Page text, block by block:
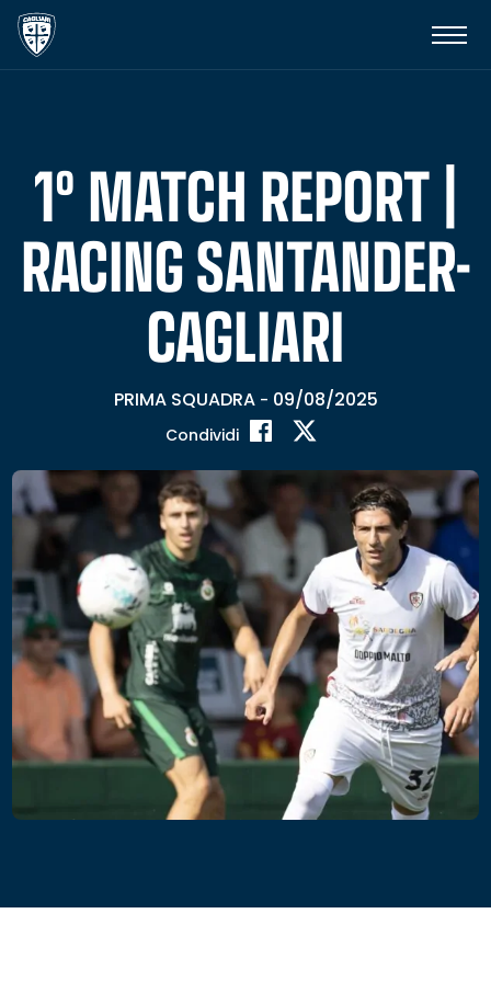
1° MATCH REPORT |
RACING SANTANDER-
CAGLIARI
PRIMA SQUADRA - 09/08/2025
Condividi